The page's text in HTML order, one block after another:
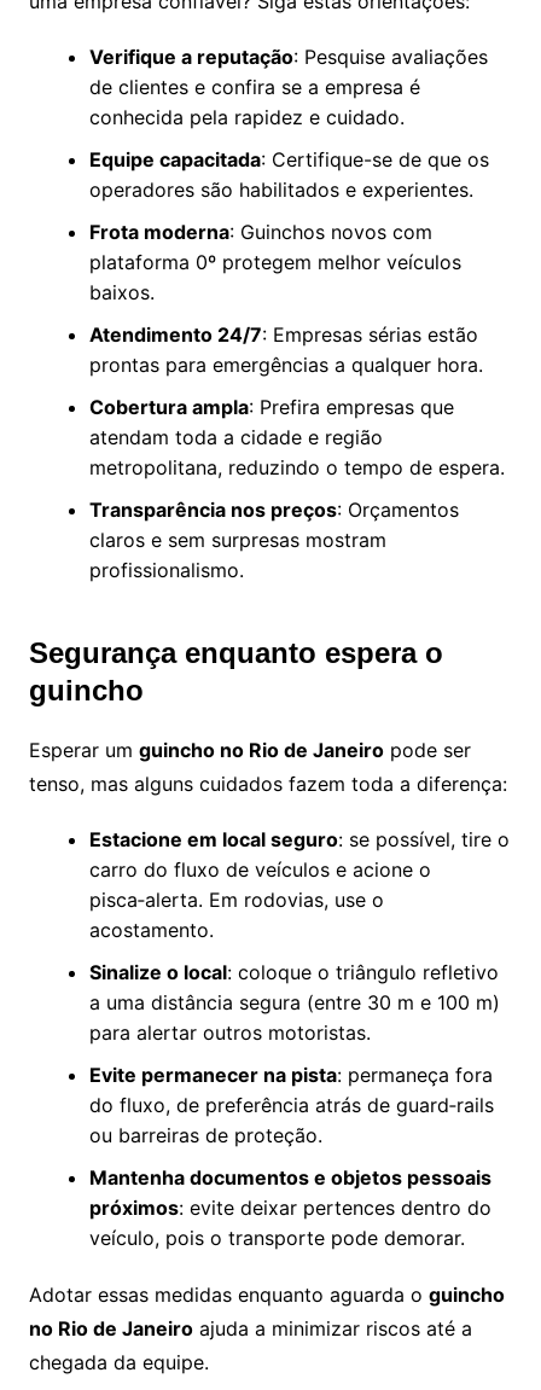
Verifique a reputação: Pesquise avaliações
de clientes e confira se a empresa é
conhecida pela rapidez e cuidado.
Equipe capacitada: Certifique-se de que os
operadores são habilitados e experientes.
Frota moderna: Guinchos novos com
plataforma 0º protegem melhor veículos
baixos.
Atendimento 24/7: Empresas sérias estão
prontas para emergências a qualquer hora.
Cobertura ampla: Prefira empresas que
atendam toda a cidade e região
metropolitana, reduzindo o tempo de espera.
Transparência nos preços: Orçamentos
claros e sem surpresas mostram
profissionalismo.
Segurança enquanto espera o
guincho
Esperar um guincho no Rio de Janeiropode ser
tenso, mas alguns cuidados fazem toda a diferença:
Estacione em local seguro: se possível, tire o
carro do fluxo de veículos e acione o
pisca‑alerta. Em rodovias, use o
acostamento.
Sinalize o local: coloque o triângulo refletivo
a uma distância segura (entre 30 m e 100 m)
para alertar outros motoristas.
Evite permanecer na pista: permaneça fora
do fluxo, de preferência atrás de guard‑rails
ou barreiras de proteção.
Mantenha documentos e objetos pessoais
próximos: evite deixar pertences dentro do
veículo, pois o transporte pode demorar.
Adotar essas medidas enquanto aguarda o guincho
no Rio de Janeiroajuda a minimizar riscos até a
chegada da equipe.